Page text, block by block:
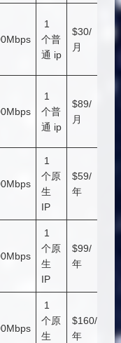
1
个普
通 ip
$30/
月
1
个普
通 ip
$89/
月
1
个原
生
IP
$59/
年
1
个原
生
IP
$99/
年
1
个原
生
$160/
年
购